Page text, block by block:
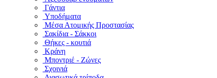
Γάντια
Υποδήματα
Μέσα Ατομικής Προστασίας
Σακίδια - Σάκκοι
Θήκες - κουτιά
Κράνη
Μποντριέ - Ζώνες
Σχοινιά